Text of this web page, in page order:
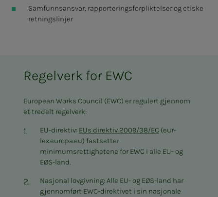
Samfunnsansvar, rapporteringsforpliktelser og etiske
retningslinjer
Regelverk for EWC
European Works Council (EWC) er regulert gjennom
et tredelt regelverk:
EU-direktiv: EUs direktiv 2009/38/EC(eur-
lex.europa.eu) fastsetter
minimumsrettighetene for EWC i alle EU- og
EØS-land.
Nasjonal lovgivning: Alle EU- og EØS-land har
gjennomført EWC-direktivet i sin nasjonale